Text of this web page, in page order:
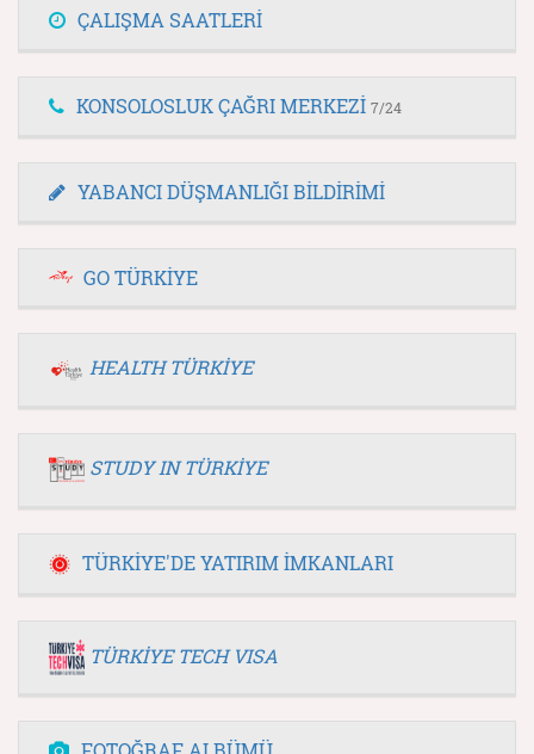
ÇALIŞMA SAATLERİ
KONSOLOSLUK ÇAĞRI MERKEZİ 7/24
YABANCI DÜŞMANLIĞI BİLDİRİMİ
GO TÜRKİYE
HEALTH TÜRKİYE
STUDY IN TÜRKİYE
TÜRKİYE'DE YATIRIM İMKANLARI
TÜRKİYE TECH VISA